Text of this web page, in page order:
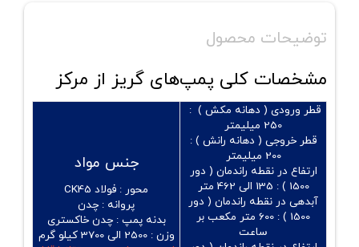
توضیحات محصول
مشخصات کلی پمپ‌های گریز از مرکز
قطر ورودی ( دهانه مکش ) :
250 میلیمتر
قطر خروجی ( دهانه رانش ) :
200 میلیمتر
ارتفاع در نقطه راندمان ( دور
1500 ) :
آبدهی در نقطه راندمان ( دور
1500 ) :
600 متر مکعب بر
ساعت
جنس مواد
محور : فولاد CK45
پروانه : چدن
بدنه پمپ :چدن خاکستری
وزن :2500 الی 3700 کیلو گرم